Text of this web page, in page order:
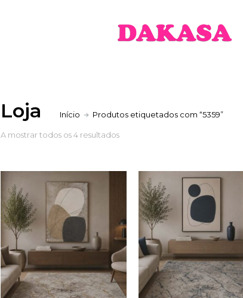
Loja Início Produtos etiquetados com “5359”
A mostrar todos os 4 resultados